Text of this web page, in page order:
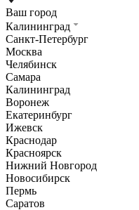
Ваш город
Калининград
Санкт-Петербург
Москва
Челябинск
Самара
Калининград
Воронеж
Екатеринбург
Ижевск
Краснодар
Красноярск
Нижний Новгород
Новосибирск
Пермь
Саратов